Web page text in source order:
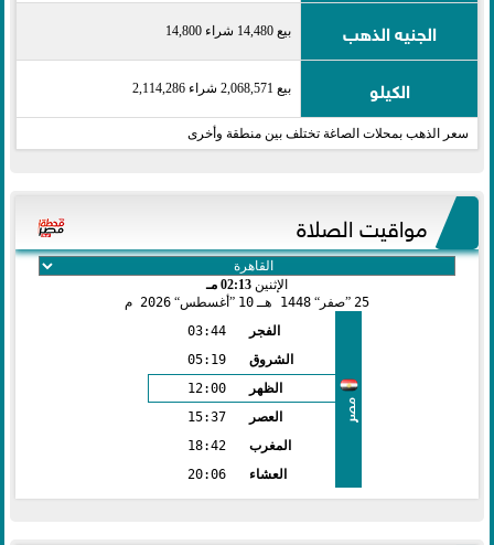
الجنيه الذهب بيع 14,480 شراء 14,800
الكيلو بيع 2,068,571 شراء 2,114,286
سعر الذهب بمحلات الصاغة تختلف بين منطقة وأخرى
مواقيت الصلاة
الإثنين 02:13 مـ
25 صفر 1448 هـ 10 أغسطس 2026 م
مصر
الفجر
03:44
الشروق
05:19
الظهر
12:00
العصر
15:37
المغرب
18:42
العشاء
20:06